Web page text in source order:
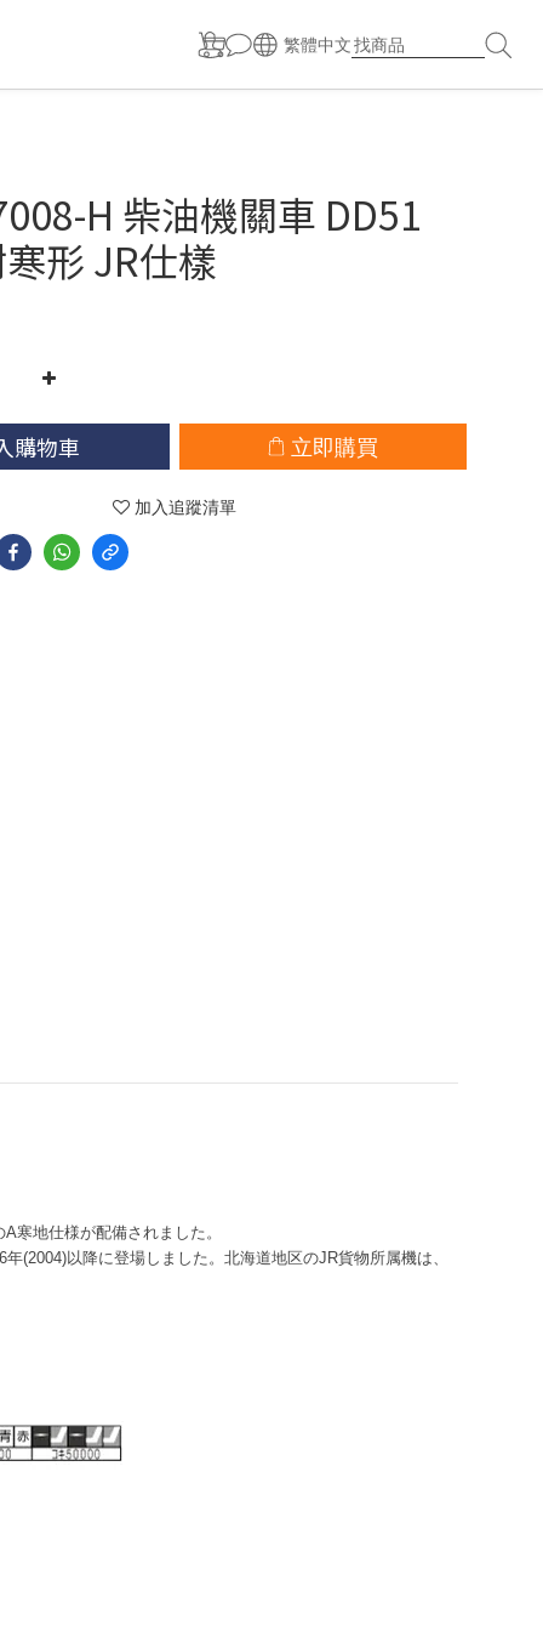
繁體中文
H 柴油機關車 DD51
形 JR仕樣
購物車 立即購買
加入追蹤清單
寒地仕様が配備されました。
(2004)以降に登場しました。北海道地区のJR貨物所属機は、